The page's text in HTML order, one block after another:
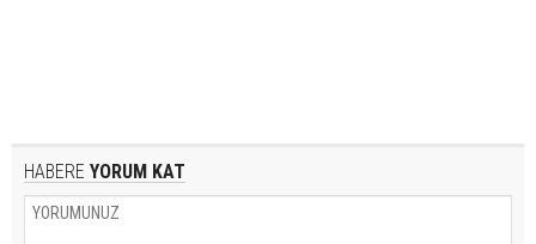
HABERE YORUM KAT